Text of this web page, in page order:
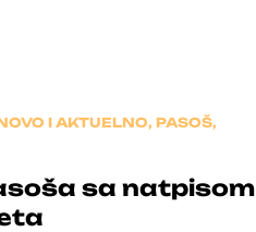
I AKTUELNO, PASOŠ,
sa natpisom